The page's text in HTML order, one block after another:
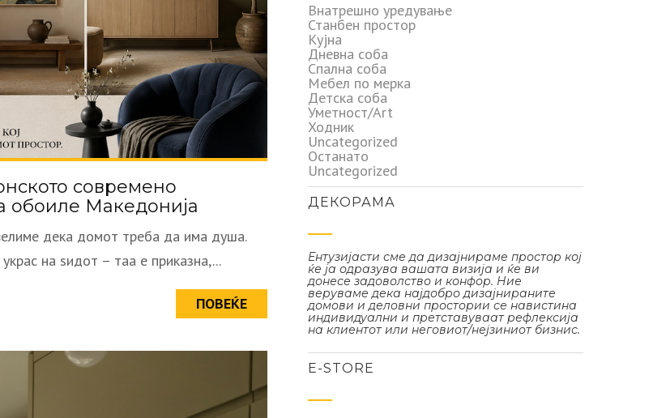
современо
обоиле Македонија
дека домот треба да има душа.
на ѕидот – таа е приказна,...
ПОВЕЌЕ
Внатрешно уредување
Станбен простор
Кујна
Дневна соба
Спална соба
Мебел по мерка
Детска соба
Уметност/Art
Ходник
Uncategorized
Останато
Uncategorized
ДЕКОРАМА
Ентузијасти сме да дизајнираме простор кој
ќе ја одразува вашата визија и ќе ви
донесе задоволство и конфор. Ние
веруваме дека најдобро дизајнираните
домови и деловни простории се навистина
индивидуални и претставуваат рефлексија
на клиентот или неговиот/нејзиниот бизнис.
Е-STORE